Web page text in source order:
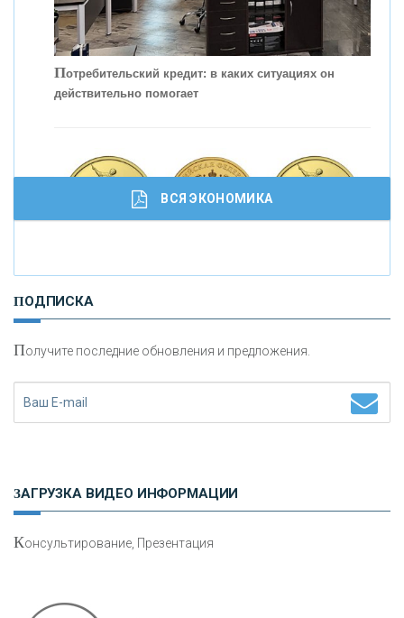
Потребительский кредит: в каких ситуациях он
действительно помогает
И
сохранения и увеличения капитала
ВСЯ ЭКОНОМИКА
ПОДПИСКА
Получите последние обновления и предложения.
ЗАГРУЗКА ВИДЕО ИНФОРМАЦИИ
Консультирование, Презентация